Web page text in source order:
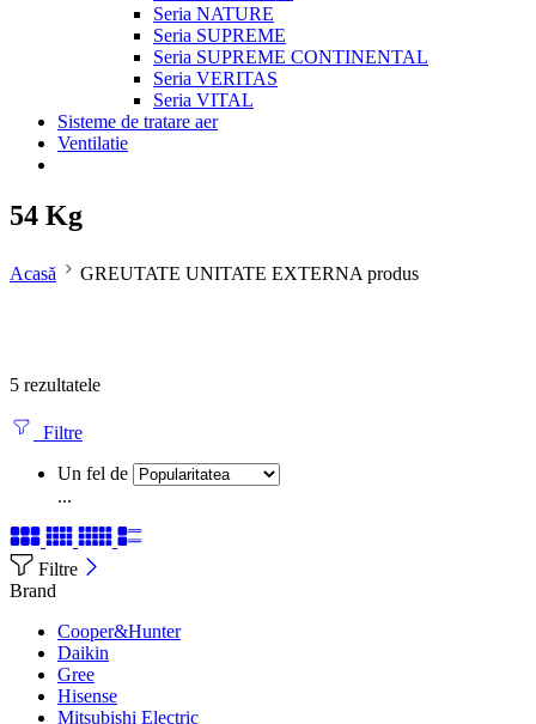
Seria NATURE
Seria SUPREME
Seria SUPREME CONTINENTAL
Seria VERITAS
Seria VITAL
Sisteme de tratare aer
Ventilatie
54 Kg
Acasă GREUTATE UNITATE EXTERNA produs
5 rezultatele
Filtre
Un fel de
...
Filtre
Brand
Cooper&Hunter
Daikin
Gree
Hisense
Mitsubishi Electric